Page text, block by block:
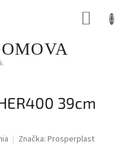
39cm
Značka: Prosperplast